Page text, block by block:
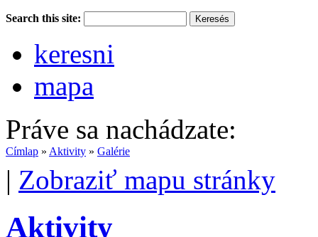
Search this site:
keresni
mapa
Práve sa nachádzate:
Címlap » Aktivity » Galérie
| Zobraziť mapu stránky
Aktivity